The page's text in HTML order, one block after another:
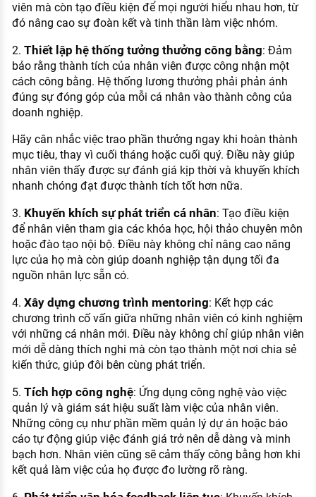
viên mà còn tạo điều kiện để mọi người hiểu nhau hơn, từ
đó nâng cao sự đoàn kết và tinh thần làm việc nhóm.
2. Thiết lập hệ thống tưởng thưởng công bằng: Đảm
bảo rằng thành tích của nhân viên được công nhận một
cách công bằng. Hệ thống lương thưởng phải phản ánh
đúng sự đóng góp của mỗi cá nhân vào thành công của
doanh nghiệp.
Hãy cân nhắc việc trao phần thưởng ngay khi hoàn thành
mục tiêu, thay vì cuối tháng hoặc cuối quý. Điều này giúp
nhân viên thấy được sự đánh giá kịp thời và khuyến khích
nhanh chóng đạt được thành tích tốt hơn nữa.
3. Khuyến khích sự phát triển cá nhân: Tạo điều kiện
để nhân viên tham gia các khóa học, hội thảo chuyên môn
hoặc đào tạo nội bộ. Điều này không chỉ nâng cao năng
lực của họ mà còn giúp doanh nghiệp tận dụng tối đa
nguồn nhân lực sẵn có.
4. Xây dựng chương trình mentoring: Kết hợp các
chương trình cố vấn giữa những nhân viên có kinh nghiệm
với những cá nhân mới. Điều này không chỉ giúp nhân viên
mới dễ dàng thích nghi mà còn tạo thành một nơi chia sẻ
kiến thức, giúp đôi bên cùng phát triển.
5. Tích hợp công nghệ: Ứng dụng công nghệ vào việc
quản lý và giám sát hiệu suất làm việc của nhân viên.
Những công cụ như phần mềm quản lý dự án hoặc báo
cáo tự động giúp việc đánh giá trở nên dễ dàng và minh
bạch hơn. Nhân viên cũng sẽ cảm thấy công bằng hơn khi
kết quả làm việc của họ được đo lường rõ ràng.